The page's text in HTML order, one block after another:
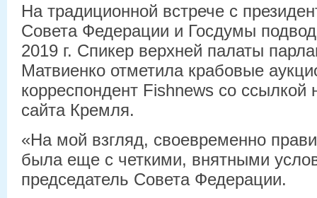
На традиционной встрече с
Совета Федерации и Госдумы
2019 г. Спикер верхней палаты
Матвиенко отметила крабовые
корреспондент Fishnews со ссылкой
сайта Кремля.
«На мой взгляд, своевременно
была еще с четкими, внятными
председатель Совета Федерации.